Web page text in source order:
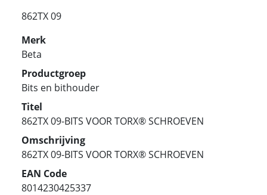
862TX 09
Merk
Beta
Productgroep
Bits en bithouder
Titel
862TX 09-BITS VOOR TORX® SCHROEVEN
Omschrijving
862TX 09-BITS VOOR TORX® SCHROEVEN
EAN Code
8014230425337